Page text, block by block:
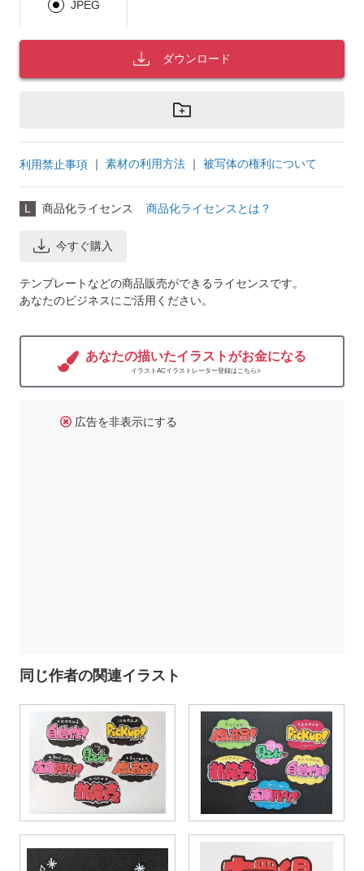
JPEG
ダウンロード
利用禁止事項 ｜ 素材の利用方法 ｜ 被写体の権利について
L 商品化ライセンス 商品化ライセンスとは？
今すぐ購入
テンプレートなどの商品販売ができるライセンスです。
あなたのビジネスにご活用ください。
あなたの描いたイラストがお金になる
イラストACイラストレーター登録はこちら>
広告を非表示にする
同じ作者の関連イラスト